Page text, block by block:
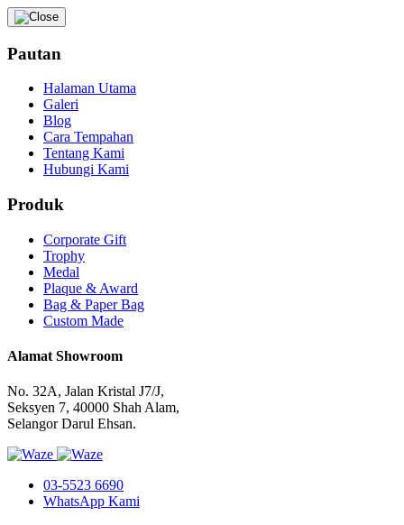
Pautan
Halaman Utama
Galeri
Blog
Cara Tempahan
Tentang Kami
Hubungi Kami
Produk
Corporate Gift
Trophy
Medal
Plaque & Award
Bag & Paper Bag
Custom Made
Alamat Showroom
No. 32A, Jalan Kristal J7/J,
Seksyen 7, 40000 Shah Alam,
Selangor Darul Ehsan.
03-5523 6690
WhatsApp Kami